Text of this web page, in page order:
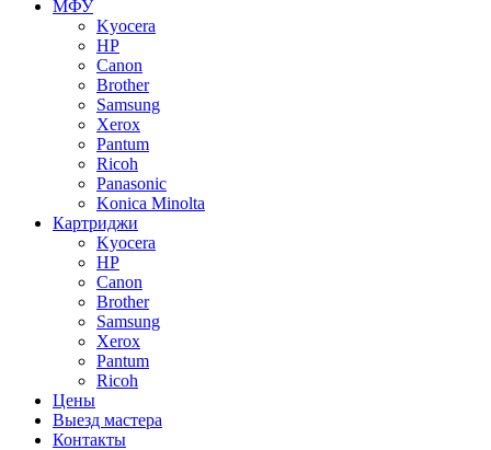
МФУ
Kyocera
HP
Canon
Brother
Samsung
Xerox
Pantum
Ricoh
Panasonic
Konica Minolta
Картриджи
Kyocera
HP
Canon
Brother
Samsung
Xerox
Pantum
Ricoh
Цены
Выезд мастера
Контакты